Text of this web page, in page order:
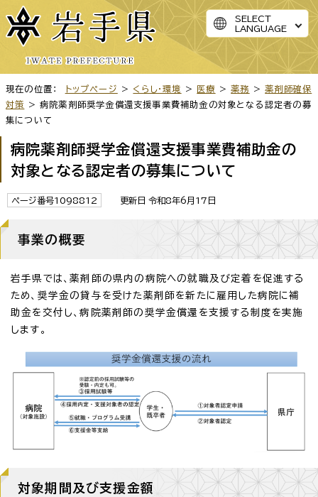
SELECT
LANGUAGE
現在の位置： トップページ > くらし・環境 > 医療 >薬務 >薬剤師確保
対策
> 病院薬剤師奨学金償還支援事業費補助金の対象となる認定者の募
集について
病院薬剤師奨学金償還支援事業費補助金の
対象となる認定者の募集について
ページ番号1098812 更新日 令和8年6月17日
事業の概要
岩手県では、薬剤師の県内の病院への就職及び定着を促進する
ため、奨学金の貸与を受けた薬剤師を新たに雇用した病院に補
助金を交付し、病院薬剤師の奨学金償還を支援する制度を実施
します。
対象期間及び支援金額